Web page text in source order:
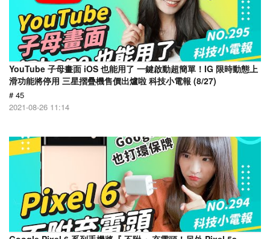
YouTube 子母畫面 iOS 也能用了 一鍵啟動超簡單！IG 限時動態上
滑功能將停用 三星摺疊機售價出爐啦 科技小電報 (8/27)
# 45
2021-08-26 11:14